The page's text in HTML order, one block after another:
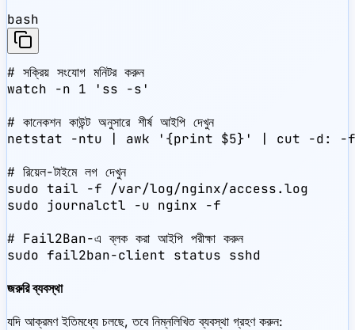
bash
# সক্রিয় সংযোগ মনিটর করুন
watch -n 1 'ss -s'
# কানেকশন কাউন্ট অনুসারে শীর্ষ আইপি দেখুন
netstat -ntu | awk '{print $5}' | cut -d:
# রিয়েল-টাইমে লগ দেখুন
sudo tail -f /var/log/nginx/access.log
sudo journalctl -u nginx -f
# Fail2Ban-এ ব্লক করা আইপি পরীক্ষা করুন
sudo fail2ban-client status sshd
জরুরি ব্যবস্থা
যদি আক্রমণ ইতিমধ্যে চলছে, তবে নিম্নলিখিত ব্যবস্থা গ্রহণ করুন: